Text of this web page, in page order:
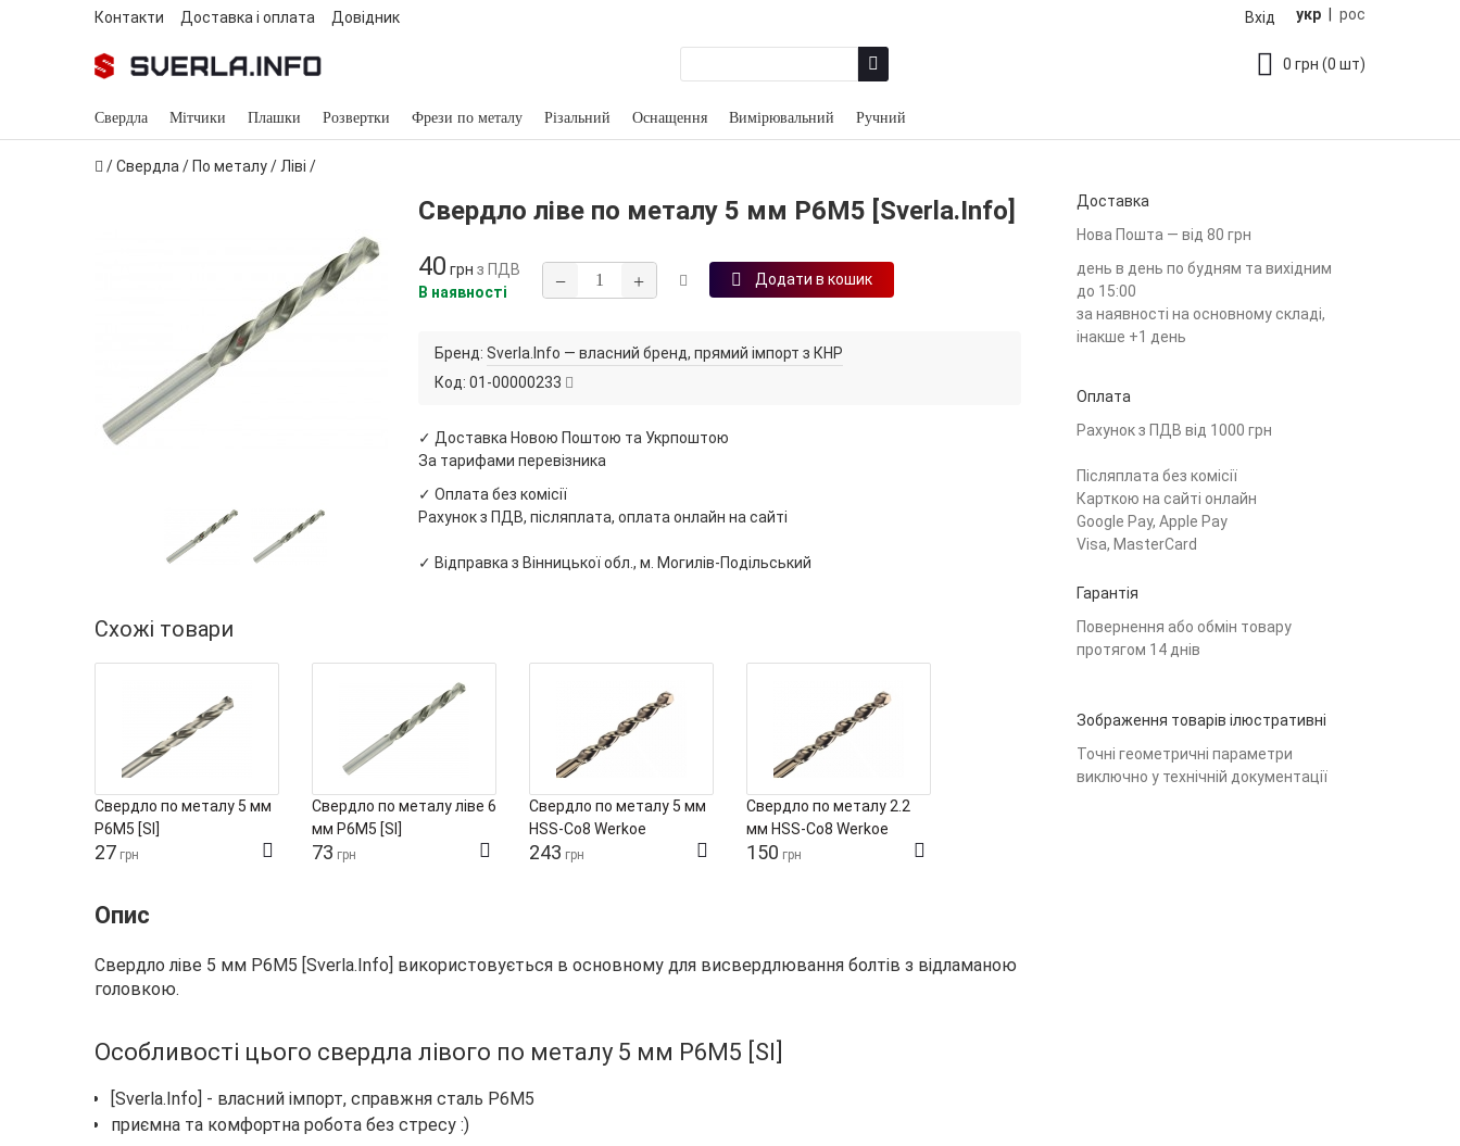
укр рос
Контакти Доставка і оплата Довідник Вхід
0 грн (0 шт)
Свердла Мітчики Плашки Розвертки Фрези по металу Різальний Оснащення Вимірювальний Ручний
/Свердла / По металу/ Ліві /
Свердло ліве по металу 5 мм Р6М5 [Sverla.Info]
40 грн з ПДВ
В наявності
− + Додати в кошик
Бренд: Sverla.Info — власний бренд, прямий імпорт з КНР
Код: 01-00000233
✓ Доставка Новою Поштою та Укрпоштою
За тарифами перевізника
✓ Оплата без комісії
Рахунок з ПДВ, післяплата, оплата онлайн на сайті
✓ Відправка з Вінницької обл., м. Могилів-Подільський
Схожі товари
Свердло по металу 5 мм
Р6М5 [SI]
27 грн
Свердло по металу ліве 6
мм Р6М5 [SI]
73 грн
Свердло по металу 5 мм
HSS-Co8 Werkoe
243 грн
Свердло по металу 2.2
мм HSS‑Co8 Werkoe
150 грн
Опис
Свердло ліве 5 мм Р6М5 [Sverla.Info] використовується в основному для висвердлювання болтів з відламаною
головкою.
Особливості цього свердла лівого по металу 5 мм Р6М5 [SI]
[Sverla.Info] - власний імпорт, справжня сталь Р6М5
приємна та комфортна робота без стресу :)
Доставка
Нова Пошта — від 80 грн
день в день по будням та вихідним
до 15:00
за наявності на основному складі,
інакше +1 день
Оплата
Рахунок з ПДВ від 1000 грн
Післяплата без комісії
Карткою на сайті онлайн
Google Pay, Apple Pay
Visa, MasterCard
Гарантія
Повернення або обмін товару
протягом 14 днів
Зображення товарів ілюстративні
Точні геометричні параметри
виключно у технічній документації